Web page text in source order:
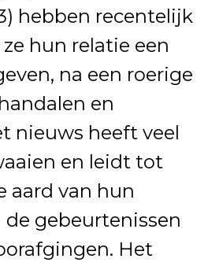
hebben recentelijk
hun relatie een
na een roerige
en
nieuws heeft veel
en leidt tot
aard van hun
gebeurtenissen
Het